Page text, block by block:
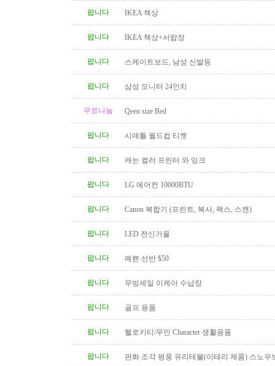
팝니다 IKEA 책상
팝니다 IKEA 책상+서랍장
팝니다 스케이트보드, 남성 신발등
팝니다 삼성 모니터 24인치
무료나눔 Qeen size Bed
팝니다 시애틀 월드컵 티켓
팝니다 캐논 컬러 프린터 와 잉크
팝니다 LG 에어컨 10000BTU
팝니다 Canon 복합기 (프린트, 복사, 팩스, 스캔)
팝니다 LED 전신거울
팝니다 예쁜 선반 $50
팝니다 무빙세일 이케아 수납장
팝니다 골프 용품
팝니다 헬로키티/무민 Character 생활용품
팝니다
판화 조각 평풍 유리테불(이태리 제품) 스노우